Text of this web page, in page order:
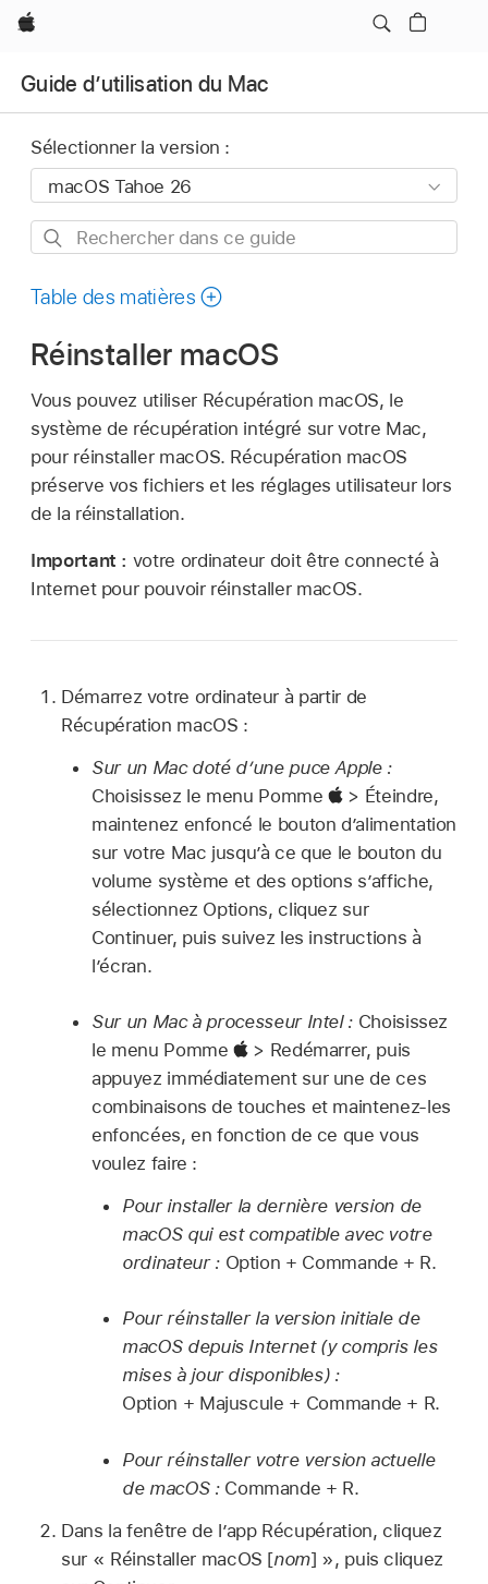
Apple
Guide d’utilisation du Mac
Sélectionner la version :
Rechercher
ce
Table des matières
Réinstaller macOS
Vous pouvez utiliser Récupération macOS, le
système de récupération intégré sur votre Mac,
pour réinstaller macOS. Récupération macOS
préserve vos fichiers et les réglages utilisateur lors
de la réinstallation.
Important : votre ordinateur doit être connecté à
Internet pour pouvoir réinstaller macOS.
Démarrez votre ordinateur à partir de
Récupération macOS :
Sur un Mac doté d’une puce Apple :
Choisissez le menu Pomme
> Éteindre,
maintenez enfoncé le bouton d’alimentation
sur votre Mac jusqu’à ce que le bouton du
volume système et des options s’affiche,
sélectionnez Options, cliquez sur
Continuer, puis suivez les instructions à
l’écran.
Sur un Mac à processeur Intel : Choisissez
le menu Pomme
> Redémarrer, puis
appuyez immédiatement sur une de ces
combinaisons de touches et maintenez-les
enfoncées, en fonction de ce que vous
voulez faire :
Pour installer la dernière version de
macOS qui est compatible avec votre
ordinateur :Option + Commande + R.
Pour réinstaller la version initiale de
macOS depuis Internet (y compris les
mises à jour disponibles) :
Option + Majuscule + Commande + R.
Pour réinstaller votre version actuelle
de macOS :Commande + R.
Dans la fenêtre de l’app Récupération, cliquez
sur « Réinstaller macOS [nom] », puis cliquez